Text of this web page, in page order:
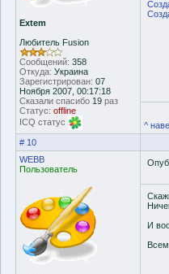
Extem
Любитель Fusion
Сообщений: 358
Откуда: Украина
Зарегистрирован: 07
Ноября 2007, 00:17:18
Сказали спасибо 19раз
Статус: offline
ICQ статус
^
# 10
WEBB
Пользователь
И
Всем